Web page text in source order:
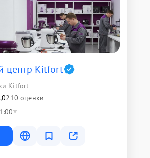
центр Kitfort
Kitfort
210 оценки